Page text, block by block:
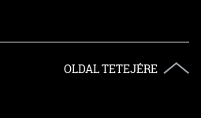
OLDAL TETEJÉRE